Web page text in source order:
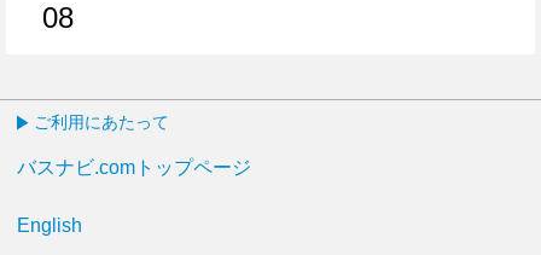
08
ご利用にあたって
バスナビ.comトップページ
English